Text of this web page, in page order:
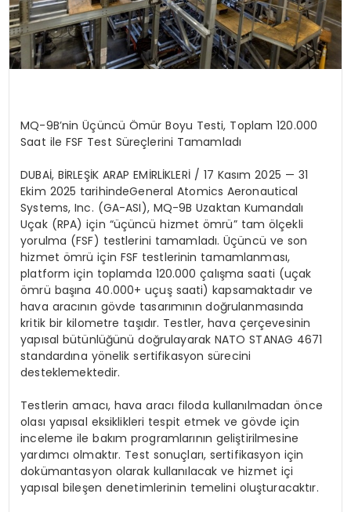
MQ-9B’nin Üçüncü Ömür Boyu Testi, Toplam 120.000
Saat ile FSF Test Süreçlerini Tamamladı
DUBAİ, BİRLEŞİK ARAP EMİRLİKLERİ / 17 Kasım 2025 — 31
Ekim 2025 tarihindeGeneral Atomics Aeronautical
Systems, Inc. (GA-ASI), MQ-9B Uzaktan Kumandalı
Uçak (RPA) için “üçüncü hizmetömrü” tam ölçekli
yorulma (FSF) testlerini tamamladı. Üçüncü ve son
hizmet ömrü için FSF testlerinin tamamlanması,
platform için toplamda 120.000 çalışma saati (uçak
ömrü başına 40.000+ uçuş saati) kapsamaktadır ve
hava aracının gövde tasarımının doğrulanmasında
kritik bir kilometre taşıdır. Testler, hava çerçevesinin
yapısal bütünlüğünü doğrulayarak NATO STANAG 4671
standardına yönelik sertifikasyon sürecini
desteklemektedir.
Testlerin amacı, hava aracı filoda kullanılmadanönce
olası yapısal eksiklikleri tespit etmek ve gövde için
inceleme ile bakım programlarının geliştirilmesine
yardımcı olmaktır. Test sonuçları, sertifikasyon için
dokümantasyon olarak kullanılacak ve hizmet içi
yapısal bileşen denetimlerinin temelini oluşturacaktır.